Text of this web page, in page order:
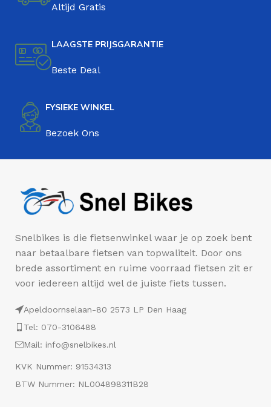
Altijd Gratis
LAAGSTE PRIJSGARANTIE
Beste Deal
FYSIEKE WINKEL
Bezoek Ons
Snelbikes is die fietsenwinkel waar je op zoek bent
naar betaalbare fietsen van topwaliteit. Door ons
brede assortiment en ruime voorraad fietsen zit er
voor iedereen altijd wel de juiste fiets tussen.
Apeldoornselaan-80 2573 LP Den Haag
Tel: 070-3106488
Mail: info@snelbikes.nl
KVK Nummer: 91534313
BTW Nummer: NL004898311B28